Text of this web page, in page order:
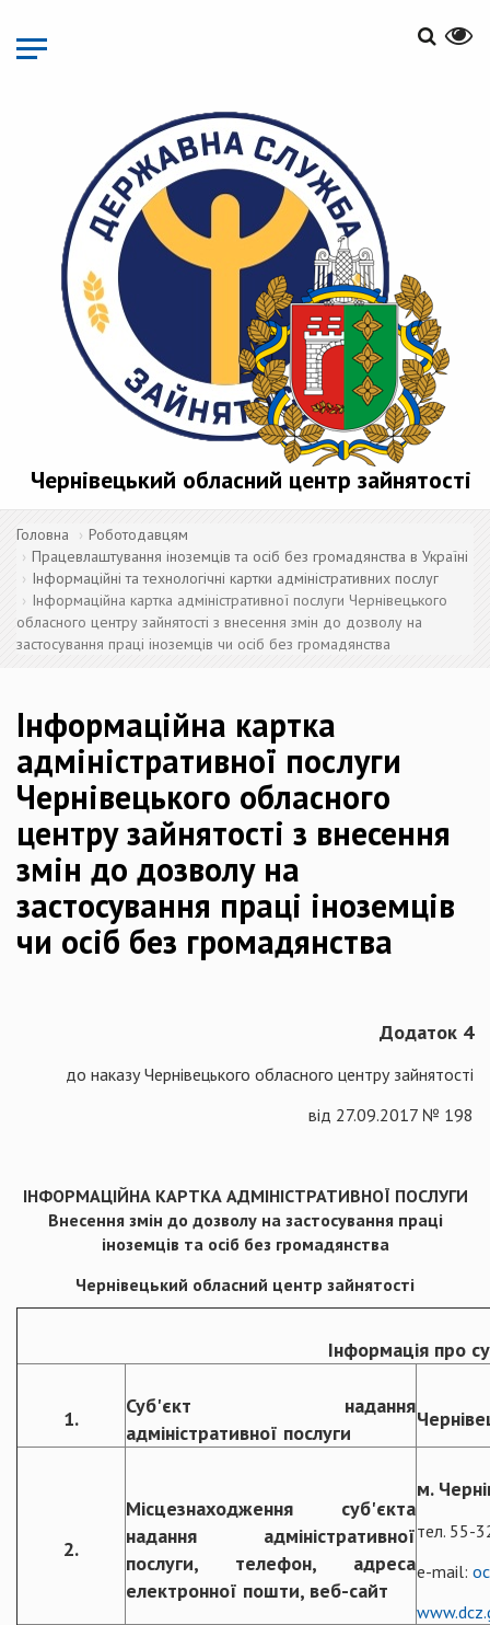
основного
матеріалу
Чернівецький обласний центр зайнятості
Головна
Роботодавцям
Працевлаштування іноземців та осіб без громадянства в Україні
Інформаційні та технологічні картки адміністративних послуг
Інформаційна картка адміністративної послуги Чернівецького
обласного центру зайнятості з внесення змін до дозволу на
застосування праці іноземців чи осіб без громадянства
Інформаційна картка
адміністративної послуги
Чернівецького обласного
центру зайнятості з внесення
змін до дозволу на
застосування праці іноземців
чи осіб без громадянства
Додаток 4
до наказу Чернівецького обласного центру зайнятості
від 27.09.2017 № 198
ІНФОРМАЦІЙНА КАРТКА АДМІНІСТРАТИВНОЇ ПОСЛУГИ
Внесення змін до дозволу на застосування праці
іноземців та осіб без громадянства
Чернівецький обласний центр зайнятості
Інформація про
1.
Суб'єкт надання
адміністративної послуги
2.
Місцезнаходження суб'єкта
надання адміністративної
послуги, телефон, адреса
електронної пошти, веб-сайт
м.
тел. 55-
e-mail: